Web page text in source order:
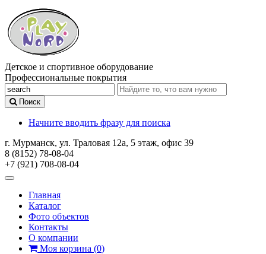
Детское и спортивное оборудование
Профессиональные покрытия
Поиск
Начните вводить фразу для поиска
г. Мурманск, ул. Траловая 12а, 5 этаж, офис 39
8 (8152) 78-08-04
+7 (921) 708-08-04
Главная
Каталог
Фото объектов
Контакты
О компании
Моя корзина (0)